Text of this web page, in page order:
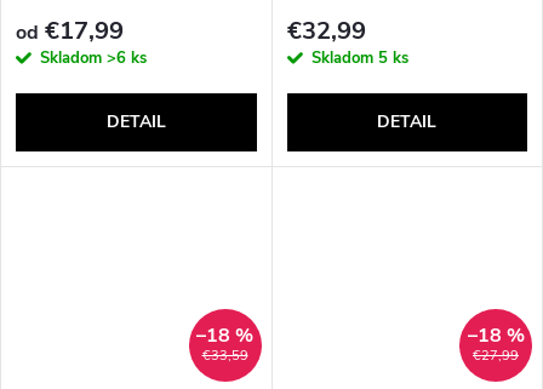
od €17,99
Skladom >6 ks
DETAIL
€32,99
Skladom 5 ks
DETAIL
€33,59
–18 %
€27,99
–18 %